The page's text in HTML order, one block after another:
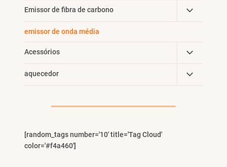
Menu
Emissor de fibra de carbono
Toggle
emissor de onda média
Acessórios
Toggle
Menu
aquecedor
Toggle
[random_tags number='10' title='Tag Cloud'
color='#f4a460']